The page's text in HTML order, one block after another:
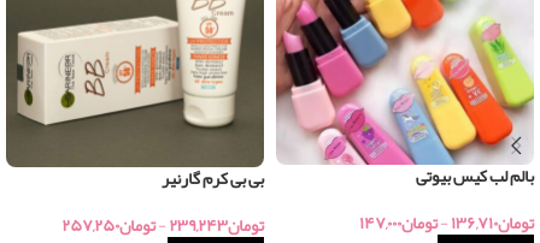
بالم لب کیس بیوتی
تومان۱۳۶,۷۱۰-تومان۱۴۷,۰۰۰
بی بی کرم گارنیر
تومان۲۳۹,۲۴۳-تومان۲۵۷,۲۵۰